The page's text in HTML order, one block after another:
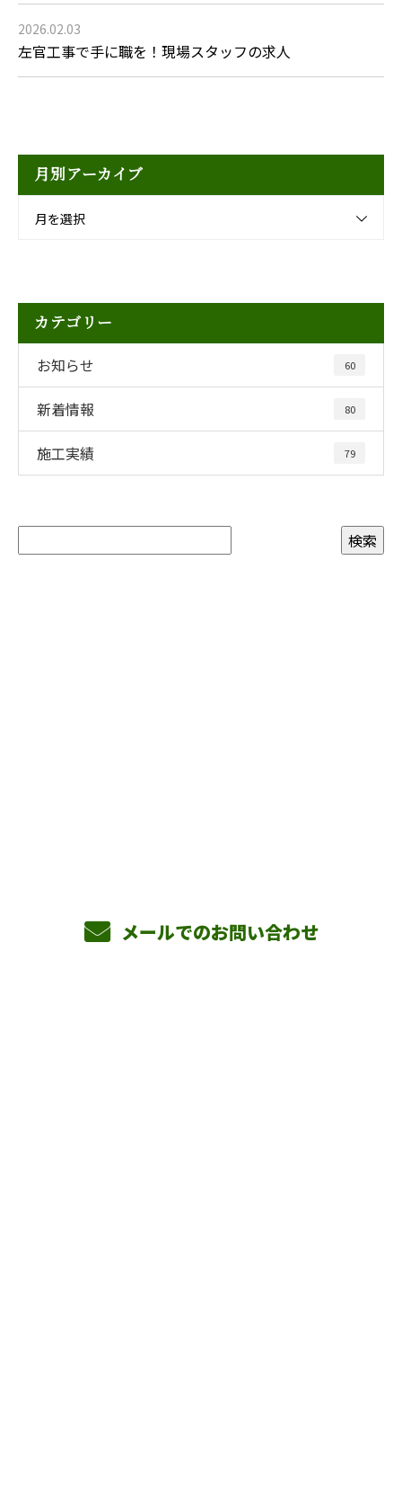
2026.02.03
左官工事で手に職を！現場スタッフの求人
月別アーカイブ
月を選択
カテゴリー
お知らせ 60
新着情報 80
施工実績 79
メールでのお問い合わせ